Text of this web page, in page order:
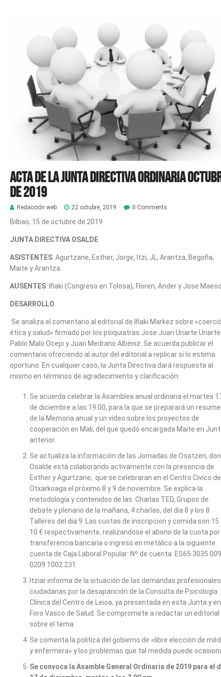
Acta de la Junta Directiva Ordinaria
de 2019
Redacción web 22 octubre, 2019 0 Comments
Bilbao, 15 de octubre de 2019
JUNTA DIRECTIVA OSALDE
ASISTENTES: Agurtzane, Esther, Jorge, Itzi, JL, Arantza, Begoña,
Maite y Arantza.
AUSENTES: Iñaki (Congreso en Tolosa), Floren, Ander y Jose
DESARROLLO
Se analiza el comentario al editorial de Iñaki Markez sobre
ética y salud» firmado por los psiquiatras Jose Juan Uriarte
Pablo Malo Ocejo y Juan Medrano Albéniz. Se acuerda publicar el
comentario ofreciendo al autor del editorial a replicar si lo estima
oportuno. En cualquier caso, la Junta Directiva dará respuesta al
mismo en términos de agradecimiento y clarificación.
Se acuerda celebrar la Asamblea anual ordinaria el martes
de diciembre a las 19:00, para la que se preparará un
de la Memoria anual y un video sobre los proyectos de
cooperación en Mali, del que quedó encargada Maite en
anterior.
Se actualiza la información de las Jornadas de Osatzen,
Osalde está colaborando activamente con la presencia de
Esther y Agurtzane, que se celebraran en el Centro Civico de
Otxarkoaga el próximo 8 y 9 de noviembre. Se explica la
metodología y contenidos de las Charlas TED, Grupos de
debate y plenario de la mañana, 4 charlas, del dia 8 y los 8
Talleres del dia 9. Las cuotas de inscripcion y comida son 15
10 € respectivamente, realizandose el abono de la cuota por
transferencia bancaria o ingreso en metálico a la siguiente
cuenta de Caja Laboral Popular: Nº de cuenta ES65 3035
0209 1002 231
Itziar informa de la situación de las demandas
ciudadanas por la desaparición de la Consulta de Psicología
Clínica del Centro de Leioa, ya presentada en esta Junta y
Foro Vasco de Salud. Se compromete a redactar un editorial
sobre el tema.
Se comenta la politica del gobierno de «libre elección de
y enfermera» y los problemas que tal medida puede
Se convoca la Asamble General Ordinaria de 2019 para el